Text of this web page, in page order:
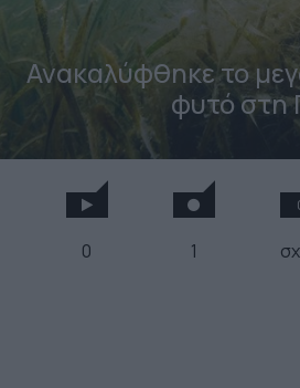
Ανακαλύφθηκε το
φυτό στη
0 1